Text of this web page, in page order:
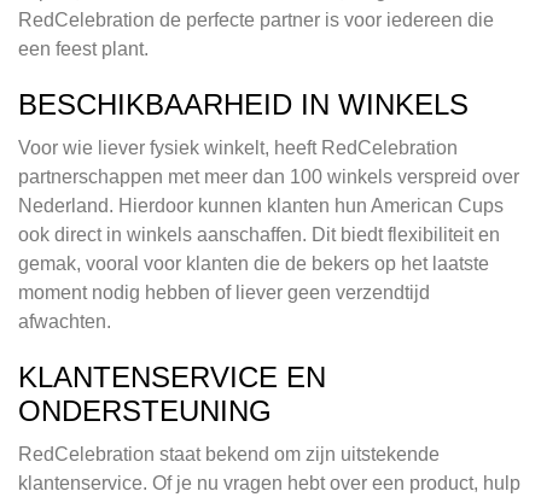
RedCelebration de perfecte partner is voor iedereen die
een feest plant.
BESCHIKBAARHEID IN WINKELS
Voor wie liever fysiek winkelt, heeft RedCelebration
partnerschappen met meer dan 100 winkels verspreid over
Nederland. Hierdoor kunnen klanten hun American Cups
ook direct in winkels aanschaffen. Dit biedt flexibiliteit en
gemak, vooral voor klanten die de bekers op het laatste
moment nodig hebben of liever geen verzendtijd
afwachten.
KLANTENSERVICE EN
ONDERSTEUNING
RedCelebration staat bekend om zijn uitstekende
klantenservice. Of je nu vragen hebt over een product, hulp